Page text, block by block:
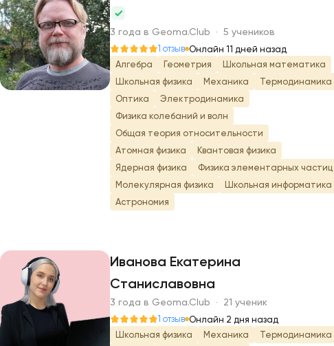
Н 3 года в Geoma.Club · 5 учеников
1 отзыв Онлайн 11 дней назад
Алгебра
Геометрия
Школьная математика
Школьная физика
Механика
Термодинамика
Оптика
Электродинамика
Физика колебаний и волн
Общая теория относительности
Атомная физика
Квантовая физика
Ядерная физика
Физика элементарных частиц
Молекулярная физика
Школьная информатика
Астрономия
И
Иванова Екатерина
Станиславовна
3 года в Geoma.Club · 21 ученик
1 отзыв Онлайн 2 дня назад
Школьная физика
Механика
Термодинамика